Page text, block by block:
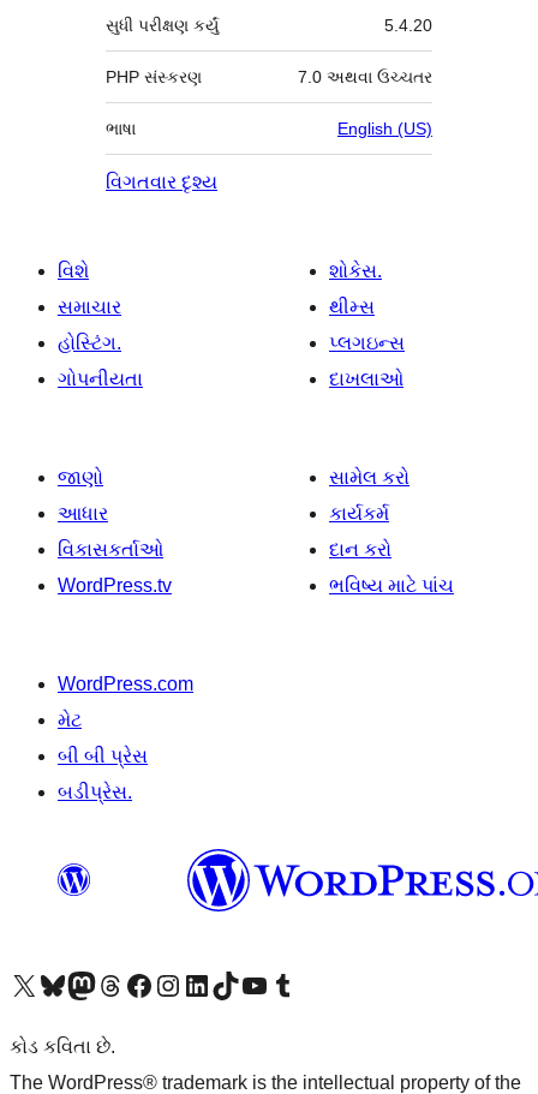
5.4.20
સુધી પરીક્ષણ કર્યું
PHP સંસ્કરણ 7.0 અથવા ઉચ્ચતર
ભાષા English (US)
વિગતવાર દૃશ્ય
વિશે
સમાચાર
હોસ્ટિંગ.
ગોપનીયતા
શોકેસ.
થીમ્સ
પ્લગઇન્સ
દાખલાઓ
જાણો
આધાર
વિકાસકર્તાઓ
WordPress.tv
સામેલ કરો
કાર્યકર્મ
દાન કરો
ભવિષ્ય માટે પાંચ
WordPress.com
મેટ
બી બી પ્રેસ
બડીપ્રેસ.
અમારા X (અગાઉ ટ્વિટર) એકાઉન્ટની મુલાકાત લોઅમારા Bluesky એકાઉન્ટની મુલાકાત લોઅમારા માસ્ટોડોન એકાઉન્ટની મુલાકાત લોઅમારા Threads એકાઉન્ટની મુલાકાત લો અમારા ફેસબુક પેજની મુલાકાત લોઅમારા ઇન્સ્ટાગ્રામ એકાઉન્ટની મુલાકાત લો અમારા LinkedIn એકાઉન્ટની મુલાકાત લોઅમારા TikTok એકાઉન્ટની મુલાકાત લોઅમારી YouTube ચેનલની મુલાકાત લો અમારા Tumblr એકાઉન્ટની મુલાકાત લો
કોડ કવિતા છે.
The WordPress® trademark is the intellectual property of the